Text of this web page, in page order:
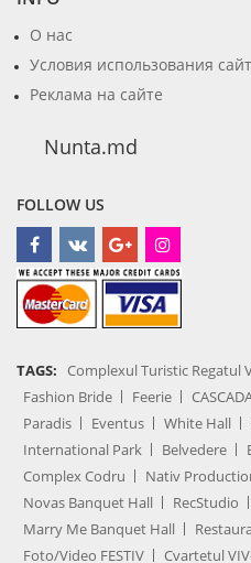
О нас
Условия использования
Реклама на сайте
Nunta.md
FOLLOW US
TAGS: Complexul Turistic Regatul
Fashion Bride
Feerie
Paradis
Eventus White Hall
International Park
Belvedere
Complex Codru
Nativ
Novas Banquet Hall
RecStudio
Marry Me Banquet Hall
Foto/Video FESTIV
Cvartetul